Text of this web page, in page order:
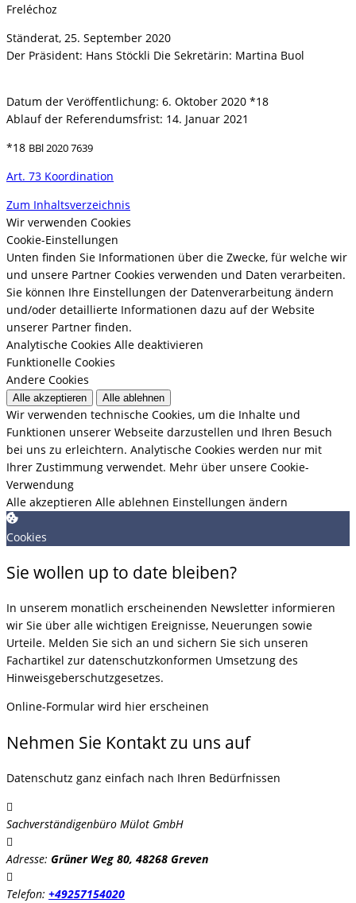
Freléchoz
Ständerat, 25. September 2020
Der Präsident: Hans Stöckli Die Sekretärin: Martina Buol
Datum der Veröffentlichung: 6. Oktober 2020 *18
Ablauf der Referendumsfrist: 14. Januar 2021
*18 BBl 2020 7639
Art. 73 Koordination
Zum Inhaltsverzeichnis
Wir verwenden Cookies
Cookie-Einstellungen
Unten finden Sie Informationen über die Zwecke, für welche wir
und unsere Partner Cookies verwenden und Daten verarbeiten.
Sie können Ihre Einstellungen der Datenverarbeitung ändern
und/oder detaillierte Informationen dazu auf der Website
unserer Partner finden.
Analytische Cookies Alle deaktivieren
Funktionelle Cookies
Andere Cookies
Alle akzeptieren Alle ablehnen
Wir verwenden technische Cookies, um die Inhalte und
Funktionen unserer Webseite darzustellen und Ihren Besuch
bei uns zu erleichtern. Analytische Cookies werden nur mit
Ihrer Zustimmung verwendet. Mehr über unsere Cookie-
Verwendung
Alle akzeptieren Alle ablehnen Einstellungen ändern
Cookies
Sie wollen up to date bleiben?
In unserem monatlich erscheinenden Newsletter informieren
wir Sie über alle wichtigen Ereignisse, Neuerungen sowie
Urteile. Melden Sie sich an und sichern Sie sich unseren
Fachartikel zur datenschutzkonformen Umsetzung des
Hinweisgeberschutzgesetzes.
Online-Formular wird hier erscheinen
Nehmen Sie Kontakt zu uns auf
Datenschutz ganz einfach nach Ihren Bedürfnissen
Sachverständigenbüro Mülot GmbH
Adresse: Grüner Weg 80, 48268 Greven
Telefon: +49257154020